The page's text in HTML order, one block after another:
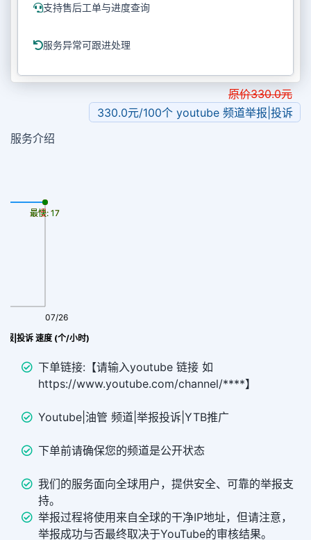
支持售后工单与进度查询
服务异常可跟进处理
原价330.0元
330.0元/100个 youtube 频道举报|投诉
服务介绍
报|投诉 速度 (个/小时)
07/26
最慢: 17
最快: 17
下单链接:【请输入youtube 链接 如
https://www.youtube.com/channel/****】
Youtube|油管 频道|举报投诉|YTB推广
下单前请确保您的频道是公开状态
我们的服务面向全球用户，提供安全、可靠的举报支
持。
举报过程将使用来自全球的干净IP地址，但请注意，
举报成功与否最终取决于YouTube的审核结果。